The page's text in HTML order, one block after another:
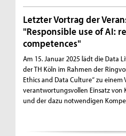
Letzter Vortrag der
"Responsible use of AI:
competences"
Am 15. Januar 2025 lädt die Data
der TH Köln im Rahmen der
Ethics and Data Culture“ zu
verantwortungsvollen Einsatz von
und der dazu notwendigen